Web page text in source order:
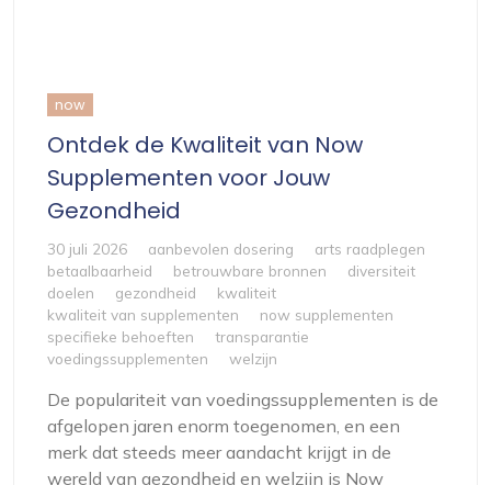
now
Ontdek de Kwaliteit van Now
Supplementen voor Jouw
Gezondheid
30 juli 2026 aanbevolen dosering
arts raadplegen
betaalbaarheid
betrouwbare bronnen
diversiteit
doelen
gezondheid
kwaliteit
kwaliteit van supplementen
now supplementen
specifieke behoeften
transparantie
voedingssupplementen
welzijn
De populariteit van voedingssupplementen is de
afgelopen jaren enorm toegenomen, en een
merk dat steeds meer aandacht krijgt in de
wereld van gezondheid en welzijn is Now